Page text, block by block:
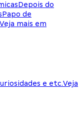
Depois do
Papo de
Veja mais em
e etc.Veja